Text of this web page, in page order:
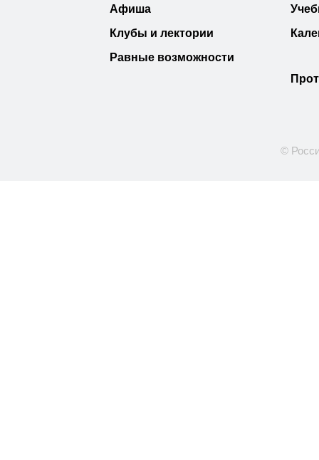
Афиша
Клубы и лектории
Равные возможности
©